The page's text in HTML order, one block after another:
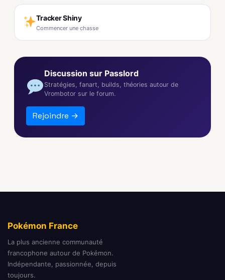
Tracker Shiny
Commencer une chasse
Discussion sur Passlord
Stratégies, fanart, builds, théories autour de
Vrombotor sur le forum.
Rejoindre →
Pokémon France
La plus ancienne communauté
francophone autour de Pokémon.
Indépendante, passionnée, depuis
toujours.